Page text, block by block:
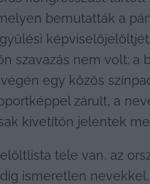
bemutatták a
szavazás nem volt: a
egy közös
zárult, a
kivetítőn jelentek
tele van, az
ismeretlen nevekkel.